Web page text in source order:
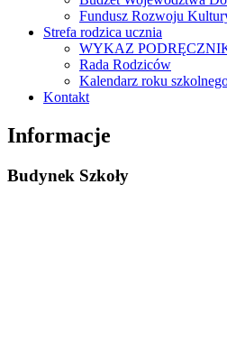
Fundusz Rozwoju
Strefa rodzica ucznia
WYKAZ
Rada Rodziców
Kalendarz roku
Kontakt
Informacje
Budynek Szkoły